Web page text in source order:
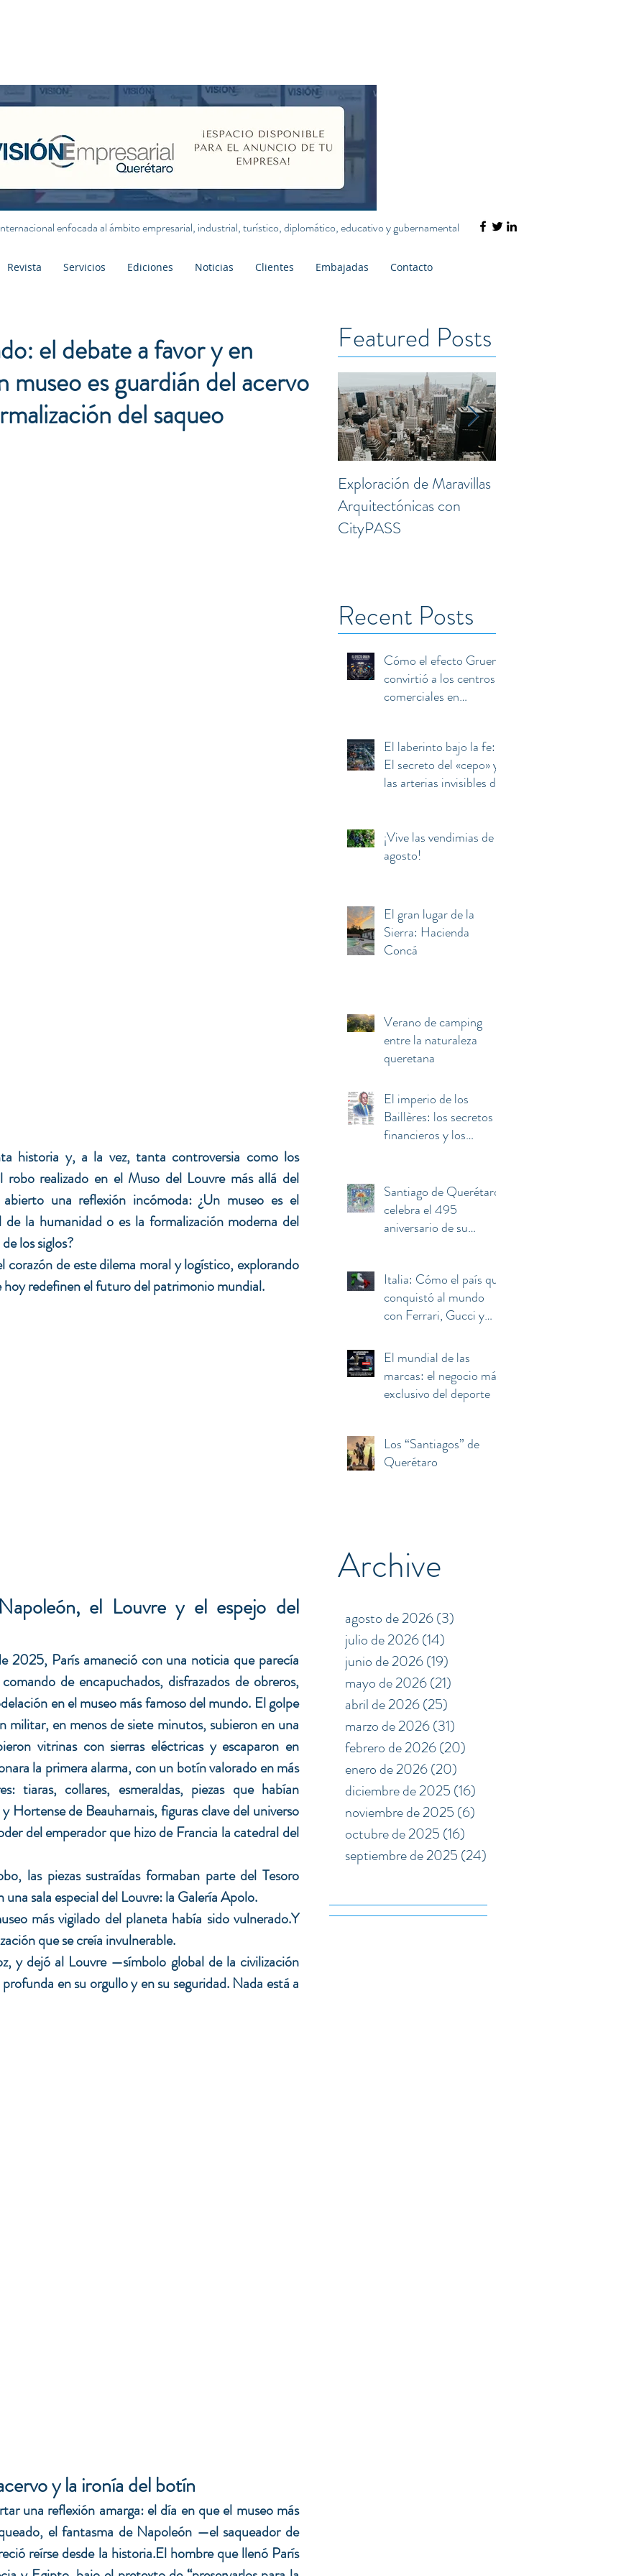
enfocada al ámbito empresarial, industrial, turístico, diplomático, educativo y gubernamental
Revista Servicios Ediciones Noticias Clientes Embajadas Contacto
el debate a favor y en
museo es guardián del acervo
del saqueo
historia y, a la vez, tanta controversia como los
robo realizado en el Muso del Louvre más allá del
una reflexión incómoda: ¿Un museo es el
la humanidad o es la formalización moderna del
los siglos?
corazón de este dilema moral y logístico, explorando
hoy redefinen el futuro del patrimonio mundial.
el Louvre y el espejo del
2025, París amaneció con una noticia que parecía
de encapuchados, disfrazados de obreros,
en el museo más famoso del mundo. El golpe
militar, en menos de siete minutos, subieron en una
vitrinas con sierras eléctricas y escaparon en
la primera alarma, con un botín valorado en más
tiaras, collares, esmeraldas, piezas que habían
Hortense de Beauharnais, figuras clave del universo
del emperador que hizo de Francia la catedral del
las piezas sustraídas formaban parte del Tesoro
sala especial del Louvre: la Galería Apolo.
más vigilado del planeta había sido vulnerado.Y
que se creía invulnerable.
y dejó al Louvre —símbolo global de la civilización
en su orgullo y en su seguridad. Nada está a
y la ironía del botín
una reflexión amarga: el día en que el museo más
el fantasma de Napoleón —el saqueador de
reírse desde la historia.El hombre que llenó París
Featured Posts
Exploración de Maravillas
Arquitectónicas con
CityPASS
Recent Posts
Cómo el efecto Gruen
convirtió a los centros
comerciales en
del consumidor
El laberinto bajo la fe:
El secreto del «cepo» y
las arterias invisibles de
¡Vive las vendimias de
agosto!
El gran lugar de la
Sierra: Hacienda
Concá
Verano de camping
entre la naturaleza
queretana
El imperio de los
Baillères: los secretos
financieros y los
El Palacio de Hierro
Santiago de Querétaro
celebra el 495
aniversario de su
Italia: Cómo el país que
conquistó al mundo
con Ferrari, Gucci y
atrapado entre el euro,
Berlusconi y China
El mundial de las
marcas: el negocio más
exclusivo del deporte
Los “Santiagos” de
Querétaro
Archive
agosto de 2026(3)
julio de 2026(14)
junio de 2026(19)
mayo de 2026(21)
abril de 2026(25)
marzo de 2026(31)
febrero de 2026(20)
enero de 2026(20)
diciembre de 2025 (16)
noviembre de 2025 (6)
octubre de 2025 (16)
septiembre de 2025 (24)